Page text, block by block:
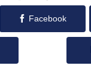
Facebook